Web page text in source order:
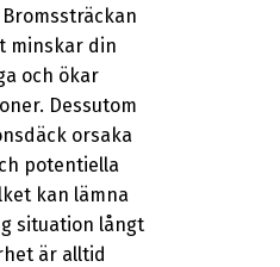
minskar din
och ökar
Dessutom
orsaka
potentiella
kan lämna
situation långt
är alltid